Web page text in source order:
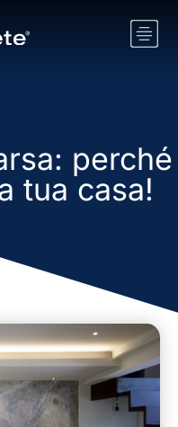
perché
tua casa!